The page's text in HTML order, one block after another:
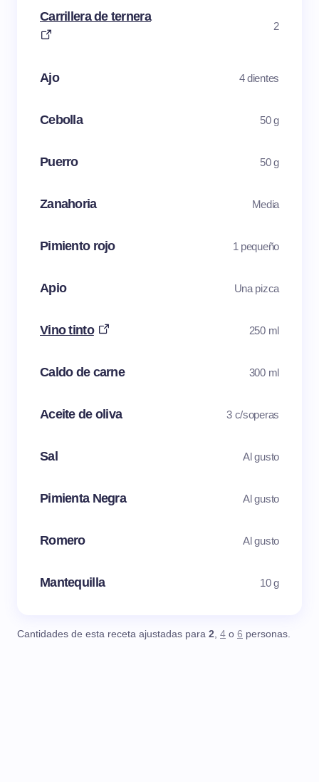
Carrillera de ternera
2
Ajo 4 dientes
Cebolla 50 g
Puerro 50 g
Zanahoria Media
Pimiento rojo 1 pequeño
Apio Una pizca
Vino tinto 250 ml
Caldo de carne 300 ml
Aceite de oliva 3 c/soperas
Sal Al gusto
Pimienta Negra Al gusto
Romero Al gusto
Mantequilla 10 g
Cantidades de esta receta ajustadas para 2, 4 o 6 personas.